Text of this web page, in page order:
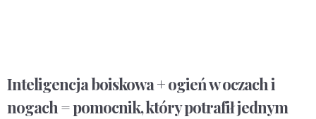
Inteligencja boiskowa + ogień w oczach i
nogach = pomocnik, który potrafił jednym